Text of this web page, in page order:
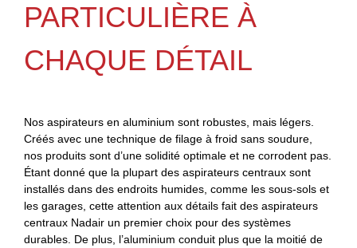
PARTICULIÈRE À
CHAQUE DÉTAIL
Nos aspirateurs en aluminium sont robustes, mais légers.
Créés avec une technique de filage à froid sans soudure,
nos produits sont d’une solidité optimale et ne corrodent pas.
Étant donné que la plupart des aspirateurs centraux sont
installés dans des endroits humides, comme les sous-sols et
les garages, cette attention aux détails fait des aspirateurs
centraux Nadair un premier choix pour des systèmes
durables. De plus, l’aluminium conduit plus que la moitié de